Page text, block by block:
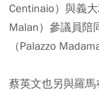
Centinaio）與義
Malan）參議員陪
（Palazzo
蔡英文也另與羅